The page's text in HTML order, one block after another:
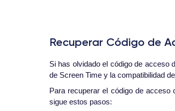
Recuperar Código de
Si has olvidado el código de acceso
de Screen Time y la compatibilidad
Para recuperar el código de
sigue estos pasos: